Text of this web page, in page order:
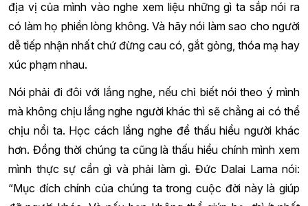
địa vị của mình vào nghe xem liệu những gì ta sắp nói ra
có làm họ phiền lòng không. Và hãy nói làm sao cho người
dễ tiếp nhận nhất chứ đừng cau có, gắt gỏng, thóa mạ hay
xúc phạm nhau.
Nói phải đi đôi với lắng nghe, nếu chỉ biết nói theo ý mình
mà không chịu lắng nghe người khác thì sẽ chẳng ai có thể
chịu nổi ta. Học cách lắng nghe để thấu hiểu người khác
hơn. Đồng thời chúng ta cũng là thấu hiểu chính mình xem
mình thực sự cần gì và phải làm gì. Đức Dalai Lama nói:
“Mục đích chính của chúng ta trong cuộc đời này là giúp